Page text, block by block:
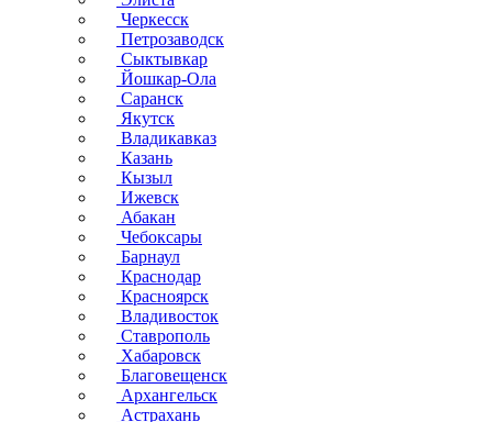
Черкесск
Петрозаводск
Сыктывкар
Йошкар-Ола
Саранск
Якутск
Владикавказ
Казань
Кызыл
Ижевск
Абакан
Чебоксары
Барнаул
Краснодар
Красноярск
Владивосток
Ставрополь
Хабаровск
Благовещенск
Архангельск
Астрахань